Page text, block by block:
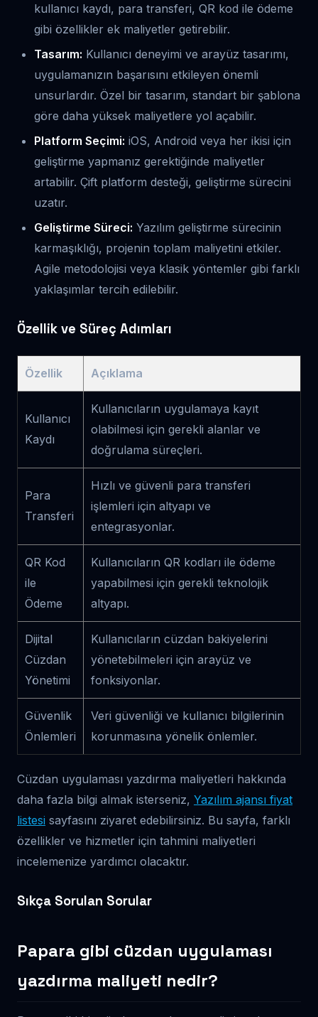
kullanıcı kaydı, para transferi, QR kod ile ödeme
gibi özellikler ek maliyetler getirebilir.
Tasarım: Kullanıcı deneyimi ve arayüz tasarımı,
uygulamanızın başarısını etkileyen önemli
unsurlardır. Özel bir tasarım, standart bir şablona
göre daha yüksek maliyetlere yol açabilir.
Platform Seçimi: iOS, Android veya her ikisi için
geliştirme yapmanız gerektiğinde maliyetler
artabilir. Çift platform desteği, geliştirme sürecini
uzatır.
Geliştirme Süreci: Yazılım geliştirme sürecinin
karmaşıklığı, projenin toplam maliyetini etkiler.
Agile metodolojisi veya klasik yöntemler gibi farklı
yaklaşımlar tercih edilebilir.
Özellik ve Süreç Adımları
Özellik Açıklama
Kullanıcı
Kaydı
Kullanıcıların uygulamaya kayıt
olabilmesi için gerekli alanlar ve
doğrulama süreçleri.
Para
Transferi
Hızlı ve güvenli para transferi
işlemleri için altyapı ve
entegrasyonlar.
QR Kod
ile
Ödeme
Kullanıcıların QR kodları ile ödeme
yapabilmesi için gerekli teknolojik
altyapı.
Dijital
Cüzdan
Yönetimi
Kullanıcıların cüzdan bakiyelerini
yönetebilmeleri için arayüz ve
fonksiyonlar.
Güvenlik
Önlemleri
Veri güvenliği ve kullanıcı bilgilerinin
korunmasına yönelik önlemler.
Cüzdan uygulaması yazdırma maliyetleri hakkında
daha fazla bilgi almak isterseniz, Yazılım ajansı fiyat
listesi sayfasını ziyaret edebilirsiniz. Bu sayfa, farklı
özellikler ve hizmetler için tahmini maliyetleri
incelemenize yardımcı olacaktır.
Sıkça Sorulan Sorular
Papara gibi cüzdan uygulaması
yazdırma maliyeti nedir?